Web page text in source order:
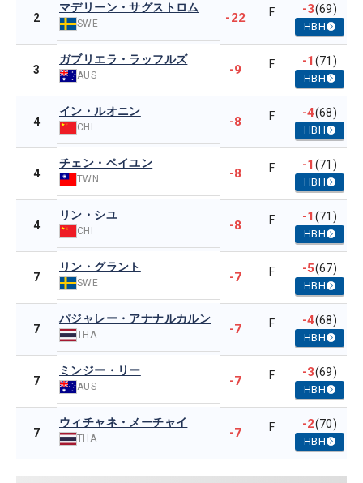
2
マデリーン・サグストロム
SWE -22 F -3(69)
HBH
3
ガブリエラ・ラッフルズ
AUS -9 F -1(71)
HBH
4
イン・ルオニン
CHI -8 F -4(68)
HBH
4
チェン・ペイユン
TWN -8 F -1(71)
HBH
4
リン・シユ
CHI -8 F -1(71)
HBH
7
リン・グラント
SWE -7 F -5(67)
HBH
7
パジャレー・アナナルカルン
THA -7 F -4(68)
HBH
7
ミンジー・リー
AUS -7 F -3(69)
HBH
7
ウィチャネ・メーチャイ
THA -7 F -2(70)
HBH